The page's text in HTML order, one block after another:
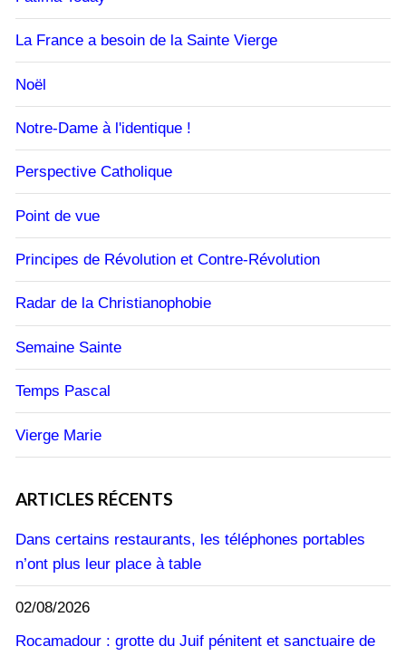
La France a besoin de la Sainte Vierge
Noël
Notre-Dame à l'identique !
Perspective Catholique
Point de vue
Principes de Révolution et Contre-Révolution
Radar de la Christianophobie
Semaine Sainte
Temps Pascal
Vierge Marie
ARTICLES RÉCENTS
Dans certains restaurants, les téléphones portables
n’ont plus leur place à table
02/08/2026
Rocamadour : grotte du Juif pénitent et sanctuaire de